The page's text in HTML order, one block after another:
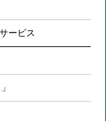
ービス